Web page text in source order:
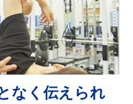
なく伝えられ